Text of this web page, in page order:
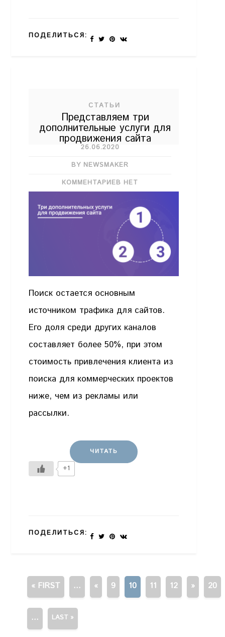
ПОДЕЛИТЬСЯ:
СТАТЬИ
Представляем три
дополнительные услуги для
продвижения сайта
26.06.2020
BY NEWSMAKER
КОММЕНТАРИЕВ НЕТ
Поиск остается основным
источником трафика для сайтов.
Его доля среди других каналов
составляет более 50%, при этом
стоимость привлечения клиента из
поиска для коммерческих проектов
ниже, чем из рекламы или
рассылки.
ЧИТАТЬ
+1
ПОДЕЛИТЬСЯ:
« FIRST ... « 9 10 11 12 » 20
... LAST »